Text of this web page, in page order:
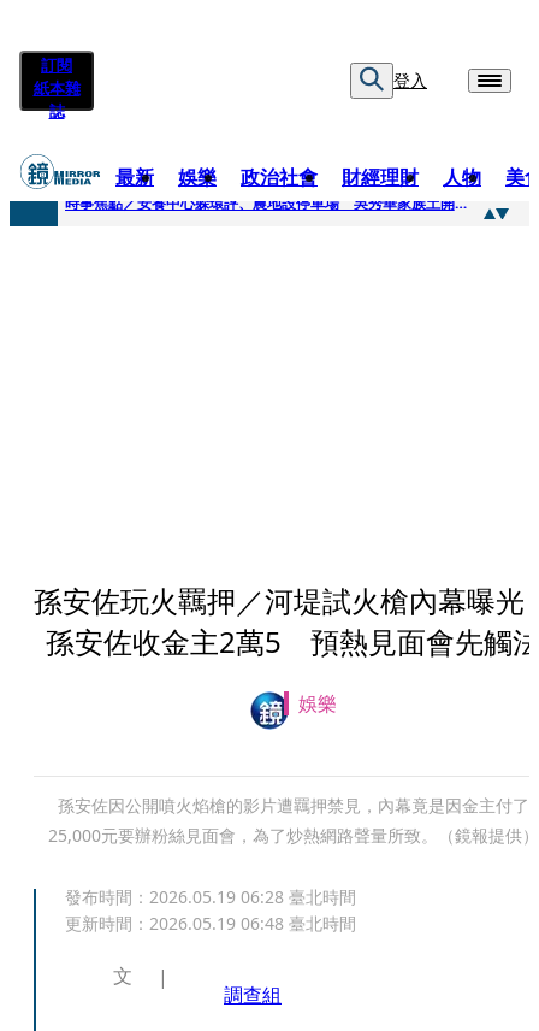
訂閱
紙本雜
誌
登入
最新 娛樂 政治社會 財經理財 人物 美
快訊
時事焦點／安養中心躲環評、農地設停車場 吳秀華家族土開爭議連環爆
孫安佐玩火羈押／河堤試火槍內幕曝光
孫安佐收金主2萬5 預熱見面會先觸
娛樂
孫安佐因公開噴火焰槍的影片遭羈押禁見，內幕竟是因金主付了
25,000元要辦粉絲見面會，為了炒熱網路聲量所致。（鏡報提供）
發布時間： 2026.05.19 06:28 臺北時間
更新時間： 2026.05.19 06:48 臺北時間
文
調查組